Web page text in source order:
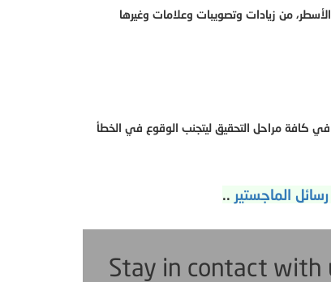
من زيادات وتصويبات وعلامات وغيرها
كافة مراحل التحقيق ليتجنب الوقوع في الخطأ
الماجستير ..
Stay in contact with